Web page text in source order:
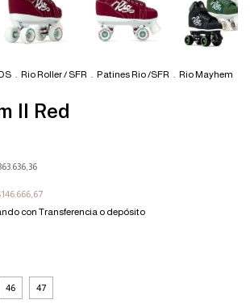
. Rio Roller / SFR . Patines Rio /SFR . Rio Mayhem
II Red
con Transferencia o depósito
46 47